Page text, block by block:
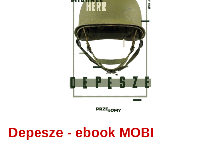
Depesze - ebook MOBI